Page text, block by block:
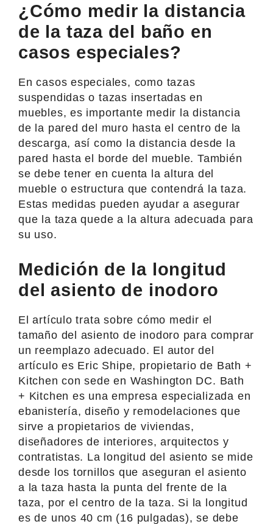
¿Cómo medir la distancia
de la taza del baño en
casos especiales?
En casos especiales, como tazas
suspendidas o tazas insertadas en
muebles, es importante medir la distancia
de la pared del muro hasta el centro de la
descarga, así como la distancia desde la
pared hasta el borde del mueble. También
se debe tener en cuenta la altura del
mueble o estructura que contendrá la taza.
Estas medidas pueden ayudar a asegurar
que la taza quede a la altura adecuada para
su uso.
Medición de la longitud
del asiento de inodoro
El artículo trata sobre cómo medir el
tamaño del asiento de inodoro para comprar
un reemplazo adecuado. El autor del
artículo es Eric Shipe, propietario de Bath +
Kitchen con sede en Washington DC. Bath
+ Kitchen es una empresa especializada en
ebanistería, diseño y remodelaciones que
sirve a propietarios de viviendas,
diseñadores de interiores, arquitectos y
contratistas. La longitud del asiento se mide
desde los tornillos que aseguran el asiento
a la taza hasta la punta del frente de la
taza, por el centro de la taza. Si la longitud
es de unos 40 cm (16 pulgadas), se debe